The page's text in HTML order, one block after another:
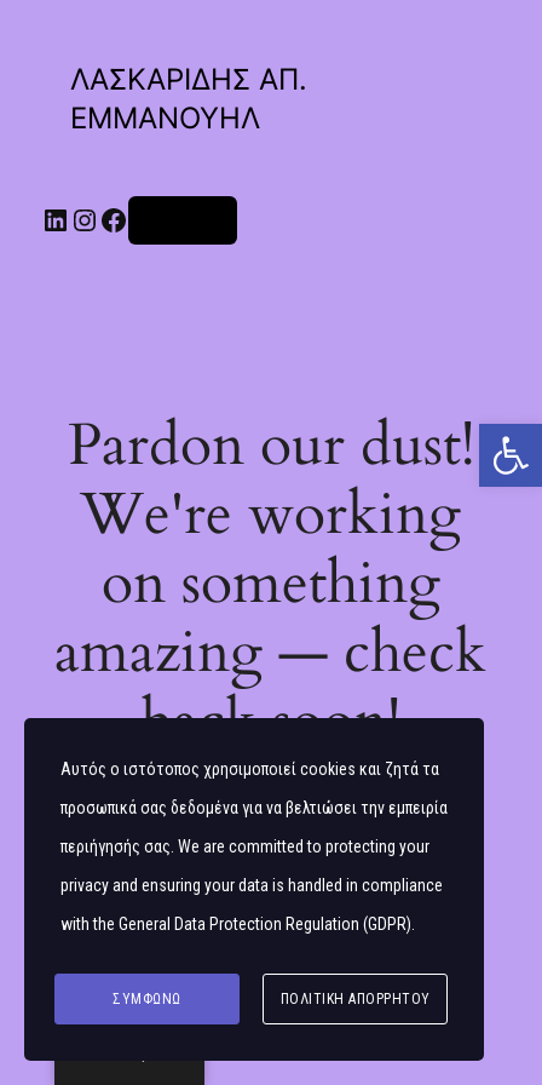
Ανοίξτε τη γραμμή εργαλείων
ΛΑΣΚΑΡΙΔΗΣ ΑΠ.
ΕΜΜΑΝΟΥΗΛ
Linkedin
Instagram
Facebook
Pardon our dust!
We're working
on something
amazing — check
back soon!
Αυτός ο ιστότοπος χρησιμοποιεί cookies και ζητά τα
προσωπικά σας δεδομένα για να βελτιώσει την εμπειρία
περιήγησής σας. We are committed to protecting your
privacy and ensuring your data is handled in compliance
with the General Data Protection Regulation (GDPR)
ΣΥΜΦΩΝΏ ΠΟΛΙΤΙΚΉ ΑΠΟΡΡΉΤΟΥ